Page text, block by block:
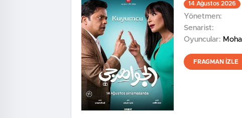
14 Ağustos 2026
Yönetmen:
Senarist:
Oyuncular:
FRAGMAN İZLE